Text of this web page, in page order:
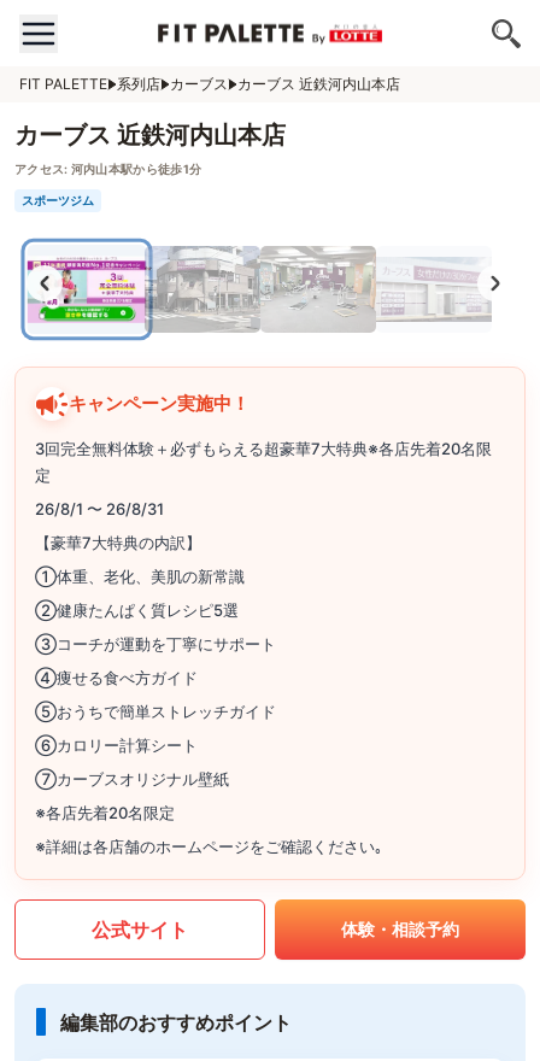
FIT PALETTE 系列店 カーブス カーブス 近鉄河内山本店
カーブス 近鉄河内山本店
アクセス: 河内山本駅から徒歩1分
スポーツジム
キャンペーン実施中！
3回完全無料体験＋必ずもらえる超豪華7大特典※各店先着20名限
定
26/8/1 〜 26/8/31
【豪華7大特典の内訳】
①体重、老化、美肌の新常識
②健康たんぱく質レシピ5選
③コーチが運動を丁寧にサポート
④痩せる食べ方ガイド
⑤おうちで簡単ストレッチガイド
⑥カロリー計算シート
⑦カーブスオリジナル壁紙
※各店先着20名限定
※詳細は各店舗のホームページをご確認ください｡
公式サイト 体験・相談予約
編集部のおすすめポイント